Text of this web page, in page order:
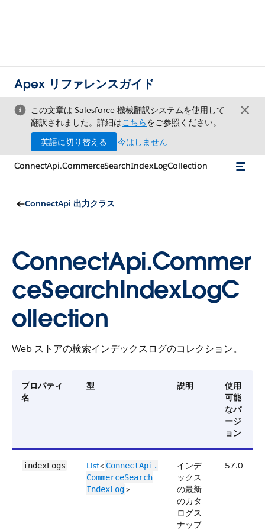
Apex リファレンスガイド
この文章は Salesforce 機械翻訳システムを使用して
翻訳されました。詳細はこちらをご参照ください。
英語に切り替える
今はしません
ConnectApi.CommerceSearchIndexLogCollection
ConnectApi 出力クラス
ConnectApi.Commer
ceSearchIndexLogC
ollection
Web ストアの検索インデックスログのコレクション。
プロパティ
名
型 説明
使用
可能
なバ
ージ
ョン
indexLogs List< ConnectApi.​
CommerceSearch​
IndexLog>
インデ
ックス
の最新
のカタ
ログス
ナップ
57.0